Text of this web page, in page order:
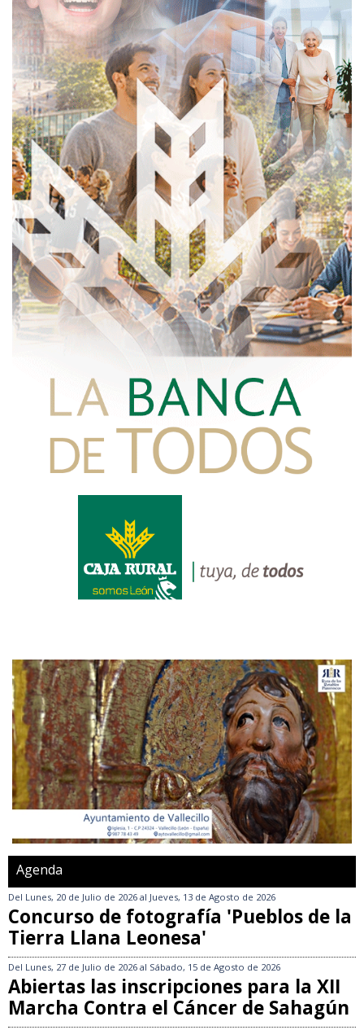
Agenda
Del Lunes, 20 de Julio de 2026 al Jueves, 13 de Agosto de 2026
Concurso de fotografía 'Pueblos de la
Tierra Llana Leonesa'
Del Lunes, 27 de Julio de 2026 al Sábado, 15 de Agosto de 2026
Abiertas las inscripciones para la XII
Marcha Contra el Cáncer de Sahagún